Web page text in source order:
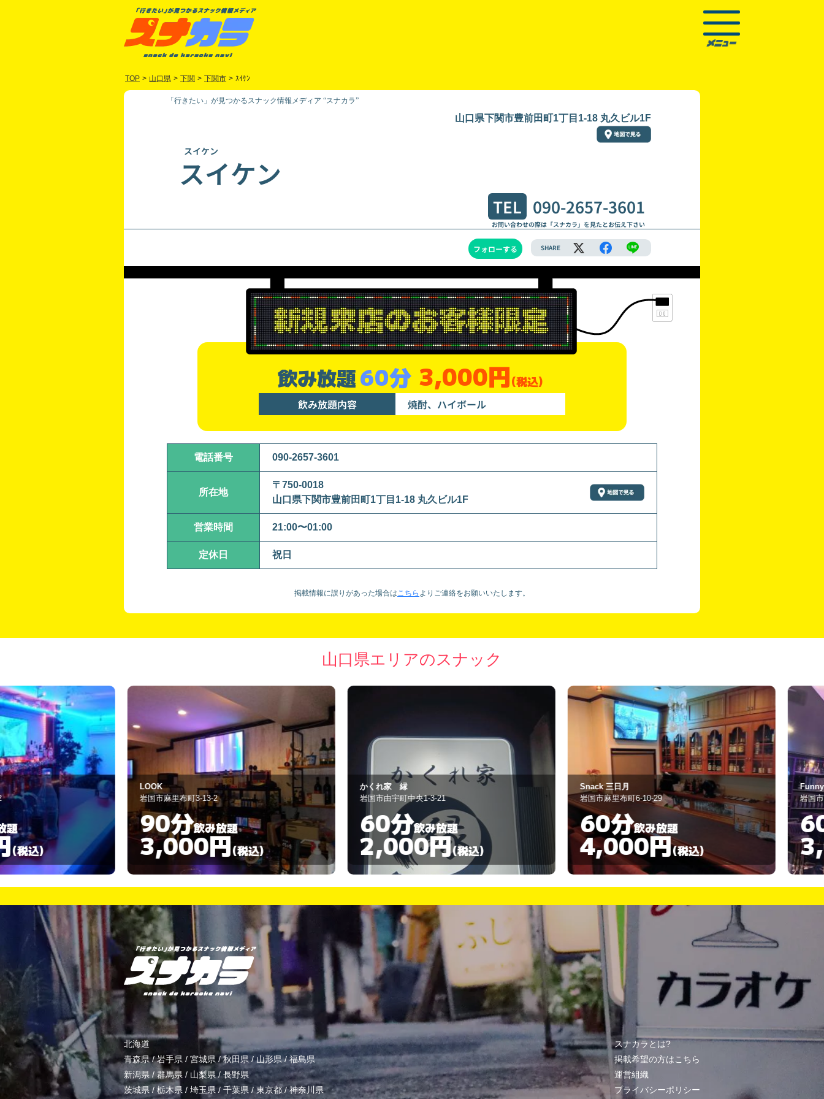
TOP > 山口県 > 下関 > 下関市 > ｽｲｹﾝ
「行きたい」が見つかるスナック情報メディア “スナカラ”
山口県下関市豊前田町1丁目1-18 丸久ビル1F
スイケン
スイケン
TEL 090-2657-3601
お問い合わせの際は「スナカラ」を見たとお伝え下さい
フォローする SHARE
飲み放題60分 3,000円(税込)
飲み放題内容 焼酎、ハイボール
電話番号 090-2657-3601
所在地
〒750-0018
山口県下関市豊前田町1丁目1-18 丸久ビル1F
営業時間 21:00〜01:00
定休日 祝日
掲載情報に誤りがあった場合はこちら より ご連絡をお願いいたします。
山口県エリアのスナック
LOOK
岩国市麻里布町3-13-2
90分飲み放題
3,000円(税込)
かくれ家 縁
岩国市由宇町中央1-3-21
60分飲み放題
2,000円(税込)
Snack 三日月
岩国市麻里布町6-10-29
60分飲み放題
4,000円(税込)
Funny Lollipop
岩国市麻里布町
60分
北海道
青森県/岩手県 / 宮城県 /秋田県 /山形県/福島県
新潟県 / 群馬県 / 山梨県/長野県
茨城県 / 栃木県 / 埼玉県/ 千葉県 /東京都/神奈川県
スナカラとは?
掲載希望の方はこちら
運営組織
プライバシーポリシー